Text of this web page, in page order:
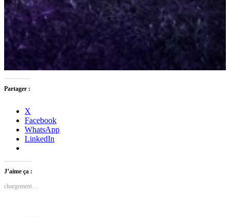
Partager :
X
Facebook
WhatsApp
LinkedIn
J’aime ça :
chargement…